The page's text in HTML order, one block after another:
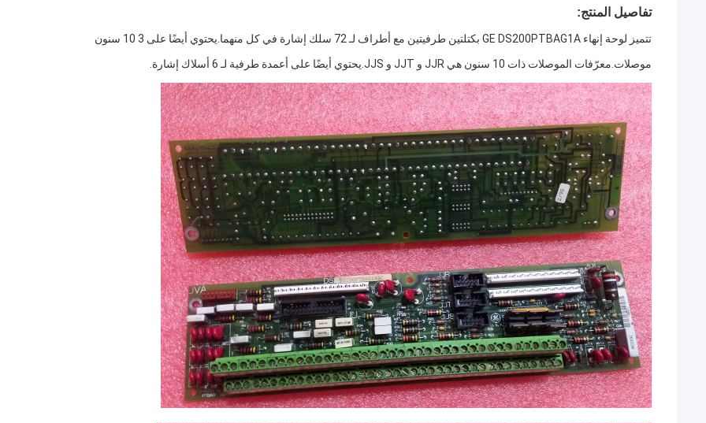
تفاصيل المنتج:
تتميز لوحة إنهاء GE DS200PTBAG1A بكتلتين طرفيتين مع أطراف لـ 72 سلك إشارة في كل منهما.يحتوي أيضًا على 3 10 سنون
موصلات.معرّفات الموصلات ذات 10 سنون هي JJR و JJT و JJS.يحتوي أيضًا على أعمدة طرفية لـ 6 أسلاك إشارة.